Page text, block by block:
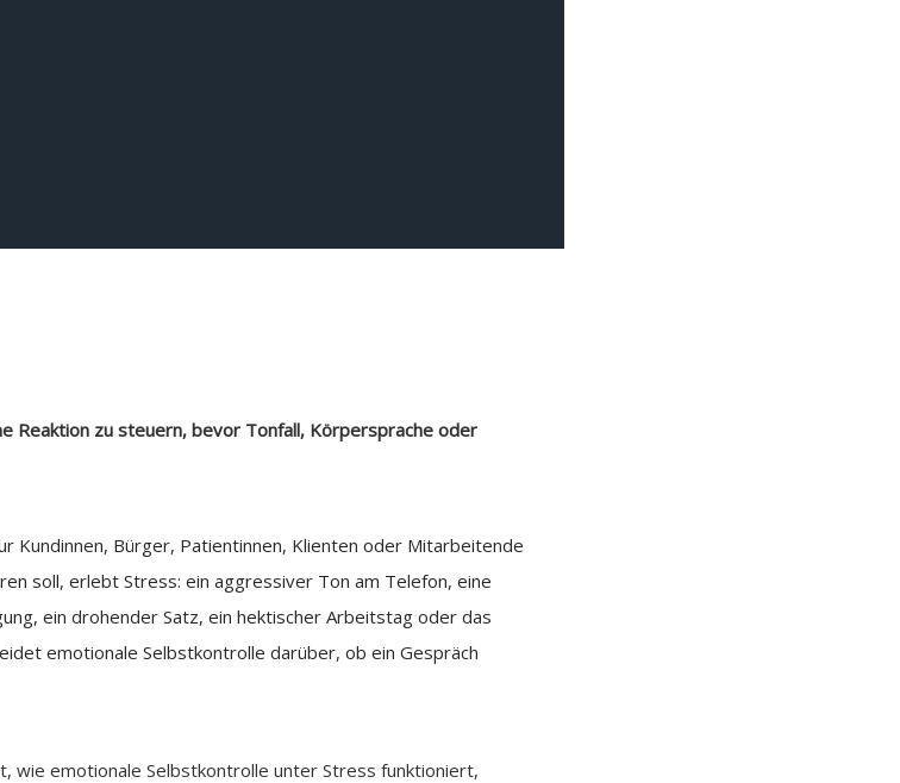
Reaktion zu steuern, bevor Tonfall, Körpersprache oder
Kundinnen, Bürger, Patientinnen, Klienten oder Mitarbeitende
soll, erlebt Stress: ein aggressiver Ton am Telefon, eine
ein drohender Satz, ein hektischer Arbeitstag oder das
emotionale Selbstkontrolle darüber, ob ein Gespräch
wie emotionale Selbstkontrolle unter Stress funktioniert,